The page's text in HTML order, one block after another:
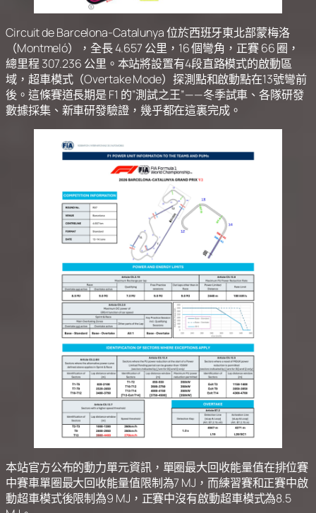
Circuit de Barcelona-Catalunya 位於西班牙東北部蒙梅洛
（Montmeló），全長 4.657 公里，16 個彎角，正賽 66 圈，
總里程 307.236 公里。本站將設置有4段直路模式的啟動區
域，超車模式（Overtake Mode）探測點和啟動點在13號彎前
後。這條賽道長期是 F1 的”測試之王”——冬季試車、各隊研發
數據採集、新車研發驗證，幾乎都在這裏完成。
本站官方公布的動力單元資訊，單圈最大回收能量值在排位賽
中賽車單圈最大回收能量值限制為7 MJ，而練習賽和正賽中啟
動超車模式後限制為9 MJ，正賽中沒有啟動超車模式為8.5